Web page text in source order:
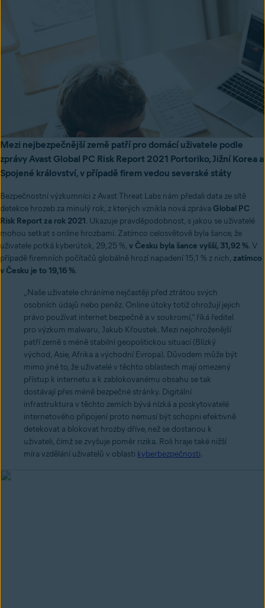
Mezi nejbezpečnější země patří pro domácí uživatele podle
zprávy Avast Global PC Risk Report 2021 Portoriko, Jižní Korea a
Spojené království, v případě firem vedou severské státy
Bezpečnostní výzkumníci z Avast Threat Labs nám předali data ze sítě
detekce hrozeb za minulý rok, z kterých vznikla nová zpráva Global PC
Risk Report za rok 2021. Ukazuje pravděpodobnost, s jakou se uživatelé
mohou setkat s online hrozbami. Zatímco celosvětově byla šance, že
uživatele potká kyberútok, 29,25 %, v Česku byla šance vyšší, 31,92 %. V
případě firemních počítačů globálně hrozí napadení 15,1 % z nich, zatímco
v Česku je to 19,16 %.
„Naše uživatele chráníme nejčastěji před ztrátou svých
osobních údajů nebo peněz. Online útoky totiž ohrožují jejich
právo používat internet bezpečně a v soukromí,“ říká ředitel
pro výzkum malwaru, Jakub Křoustek. Mezi nejohroženější
patří země s méně stabilní geopolitickou situací (Blízký
východ, Asie, Afrika a východní Evropa). Důvodem může být
mimo jiné to, že uživatelé v těchto oblastech mají omezený
přístup k internetu a k zablokovanému obsahu se tak
dostávají přes méně bezpečné stránky. Digitální
infrastruktura v těchto zemích bývá nízká a poskytovatelé
internetového připojení proto nemusí být schopni efektivně
detekovat a blokovat hrozby dříve, než se dostanou k
uživateli, čímž se zvyšuje poměr rizika. Roli hraje také nižší
míra vzdělání uživatelů v oblasti kyberbezpečnosti.